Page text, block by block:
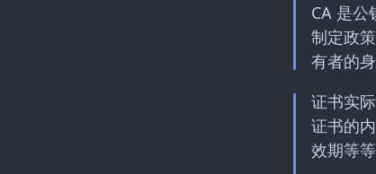
CA 是
制定政
有者的
证书实
证书的
效期等